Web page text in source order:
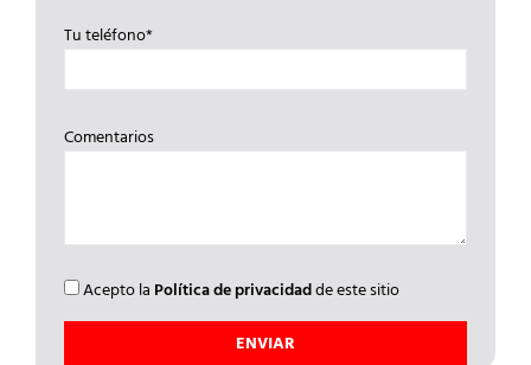
Tu teléfono*
Comentarios
Acepto la Política de privacidadde este sitio